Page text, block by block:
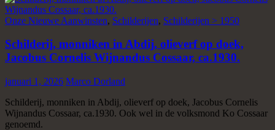
Onze Nieuwe Aanwinsten, Schilderijen, Schilderijen > 1950
Schilderij, monniken in Abdij, olieverf op doek,
Jacobus Cornelis Wijnandus Cossaar, ca.1930.
januari 1, 2026 Marco Dorland
Schilderij, monniken in Abdij, olieverf op doek, Jacobus Cornelis
Wijnandus Cossaar, ca.1930. Ook wel in de volksmond Ko Cossaar
genoemd.